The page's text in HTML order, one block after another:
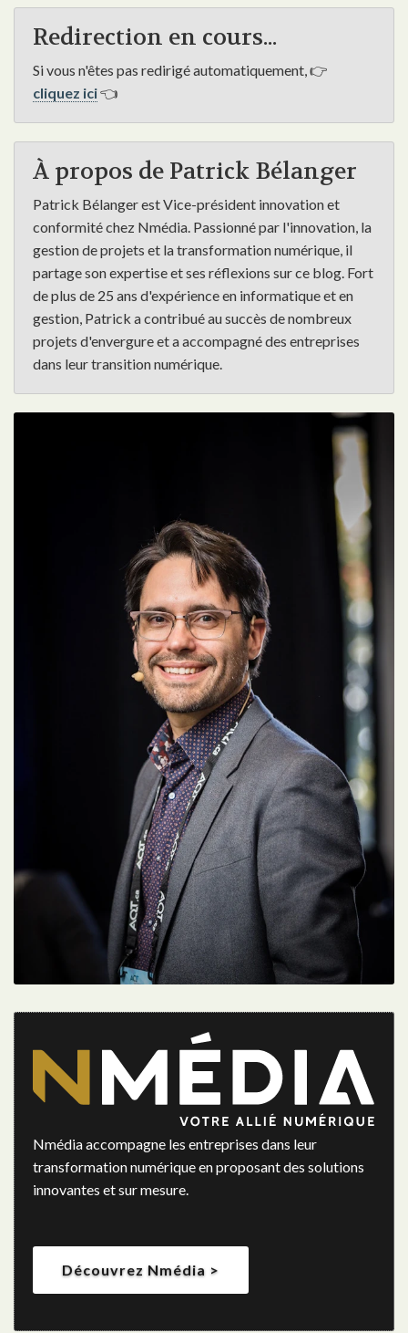
Redirection en cours...
Si vous n'êtes pas redirigé automatiquement, 👉
cliquez ici👈
À propos de Patrick Bélanger
Patrick Bélanger est Vice-président innovation et
conformité chez Nmédia. Passionné par l'innovation, la
gestion de projets et la transformation numérique, il
partage son expertise et ses réflexions sur ce blog. Fort
de plus de 25 ans d'expérience en informatique et en
gestion, Patrick a contribué au succès de nombreux
projets d'envergure et a accompagné des entreprises
dans leur transition numérique.
Nmédia accompagne les entreprises dans leur
transformation numérique en proposant des solutions
innovantes et sur mesure.
Découvrez Nmédia >